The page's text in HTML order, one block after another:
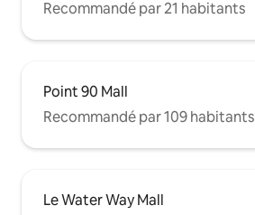
Recommandé par 21 habitants
Point 90 Mall
Recommandé par 109 habitants
Le Water Way Mall